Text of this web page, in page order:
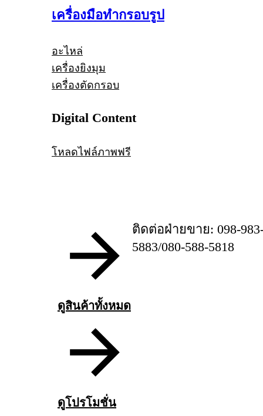
เครื่องมือทำกรอบรูป
อะไหล่
เครื่องยิงมุม
เครื่องตัดกรอบ
Digital Content
โหลดไฟล์ภาพฟรี
ดูสินค้าทั้งหมด
ดูโปรโมชั่น
ติดต่อฝ่ายขาย: 098-
5883/080-588-5818